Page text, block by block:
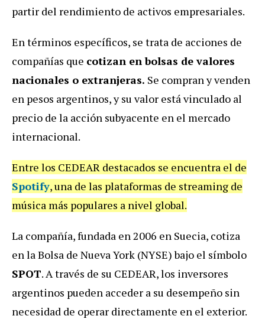
partir del rendimiento de activos empresariales.
En términos específicos, se trata de acciones de
compañías que cotizan en bolsas de valores
nacionales o extranjeras. Se compran y venden
en pesos argentinos, y su valor está vinculado al
precio de la acción subyacente en el mercado
internacional.
Entre los CEDEAR destacados se encuentra el de
Spotify, una de las plataformas de streaming de
música más populares a nivel global.
La compañía, fundada en 2006 en Suecia, cotiza
en la Bolsa de Nueva York (NYSE) bajo el símbolo
SPOT. A través de su CEDEAR, los inversores
argentinos pueden acceder a su desempeño sin
necesidad de operar directamente en el exterior.